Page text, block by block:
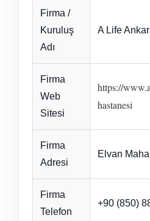
Firma /
Kuruluş
Adı
A Life
Firma
Web
Sitesi
https://
hastanesi
Firma
Adresi
Elvan
Firma
Telefon
+90 (850)